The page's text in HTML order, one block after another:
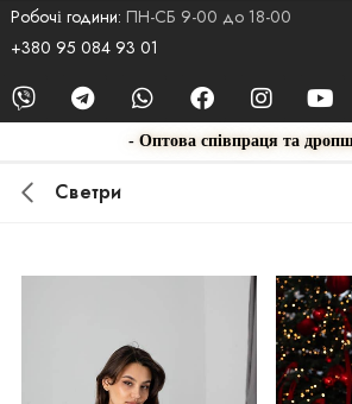
Робочі години: ПН-СБ 9-00 до 18-00
+380 95 084 93 01
- Оптова співпраця та
Светри